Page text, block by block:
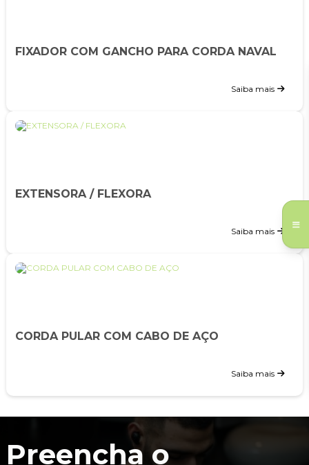
FIXADOR COM GANCHO PARA CORDA NAVAL
Saiba mais
EXTENSORA / FLEXORA
Saiba mais
CORDA PULAR COM CABO DE AÇO
Saiba mais
Preencha o